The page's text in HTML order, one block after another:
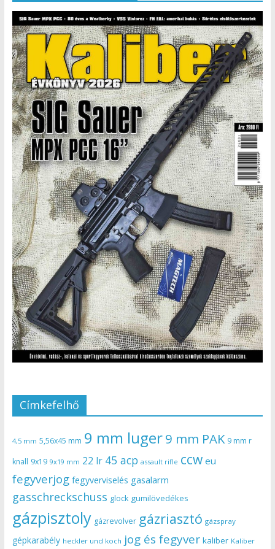
Címkefelhő
4,5 mm 5,56x45 mm 9 mm luger9 mm PAK 9 mm r
knall 9x19 9x19 mm 22 lr 45 acp assault rifle ccw eu
fegyverjog fegyverviselés gasalarm
gasschreckschuss glock gumilövedékes
gázpisztoly gázrevolver gázriasztó gázspray
gépkarabély heckler und koch jog és fegyver kaliber Kaliber